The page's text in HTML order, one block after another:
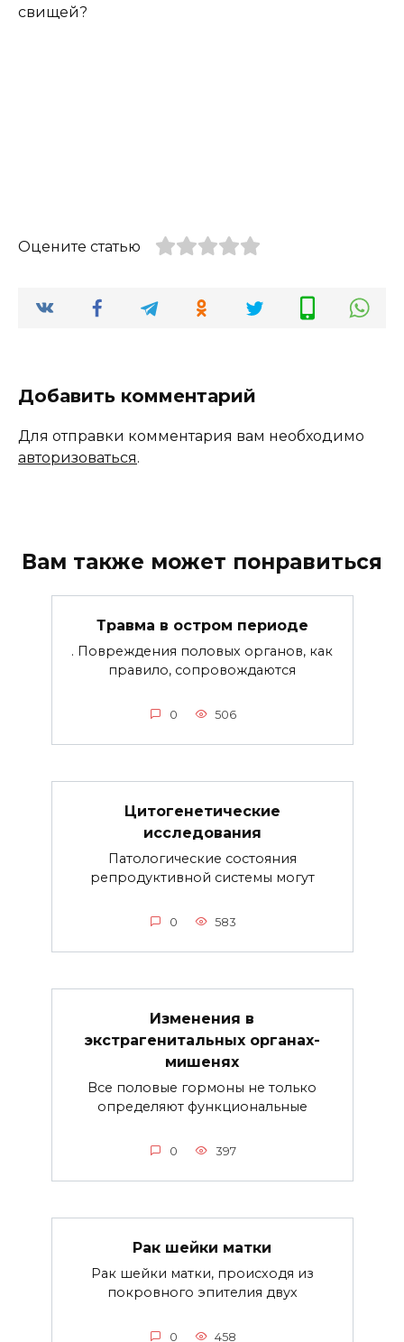
свищей?
Оцените статью
Добавить комментарий
Для отправки комментария вам необходимо
авторизоваться.
Вам также может понравиться
Травма в остром периоде
. Повреждения половых органов, как
правило, сопровождаются
0 506
Цитогенетические
исследования
Патологические состояния
репродуктивной системы могут
0 583
Изменения в
экстрагенитальных органах-
мишенях
Все половые гормоны не только
определяют функциональные
0 397
Рак шейки матки
Рак шейки матки, происходя из
покровного эпителия двух
0 458